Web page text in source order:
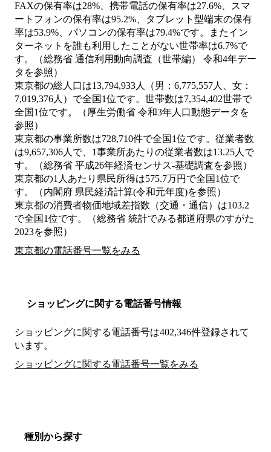
FAXの保有率は28%、携帯電話の保有率は27.6%、スマ
ートフォンの保有率は95.2%、タブレット型端末の保有
率は53.9%、パソコンの保有率は79.4%です。またイン
ターネットを誰も利用したことがない世帯率は6.7%で
す。（総務省 通信利用動向調査（世帯編） 令和4年デー
タを参照）
東京都の総人口は13,794,933人（男：6,775,557人、女：
7,019,376人）で全国1位です。世帯数は7,354,402世帯で
全国1位です。（厚生労働省 令和3年人口動態データを
参照）
東京都の事業所数は728,710件で全国1位です。従業者数
は9,657,306人で、1事業所あたりの従業者数は13.25人で
す。（総務省 平成26年経済センサス‐基礎調査を参照）
東京都の1人あたり県民所得は575.7万円で全国1位で
す。（内閣府 県民経済計算(令和元年度)を参照）
東京都の消費者物価地域差指数（交通・通信）は103.2
で全国1位です。（総務省 統計でみる都道府県のすがた
2023を参照）
東京都の電話番号一覧をみる
ショッピングに関する電話番号情報
ショッピングに関する電話番号は402,346件登録されて
います。
ショッピングに関する電話番号一覧をみる
種別から探す